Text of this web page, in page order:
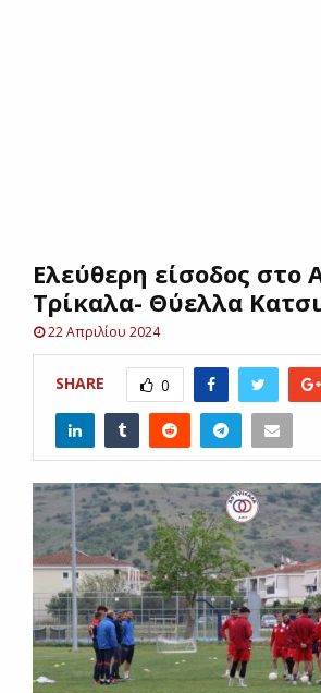
UΕλεύθερη είσοδος στο
Τρίκαλα- Θύελλα
22 Απριλίου 2024
SHARE 0